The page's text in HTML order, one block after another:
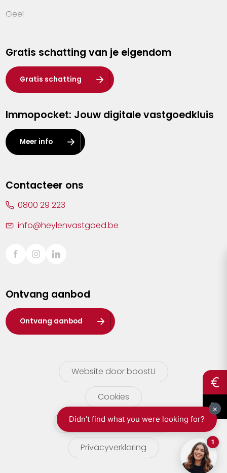
Geel
Hasselt
Heist-op-den-Berg
Herentals
Kalmthout
Leuven
Lier
Sint-Truiden
Waasland
Wuustwezel
Zoersel
Gratis schatting van je eigendom
Gratis schatting
Immopocket: Jouw digitale vastgoedkluis
Meer info
Contacteer ons
0800 29 223
info@heylenvastgoed.be
Ontvang aanbod
Ontvang aanbod
Website door boostU
Cookies
gebruikersvoorwaarden
Privacyverklaring